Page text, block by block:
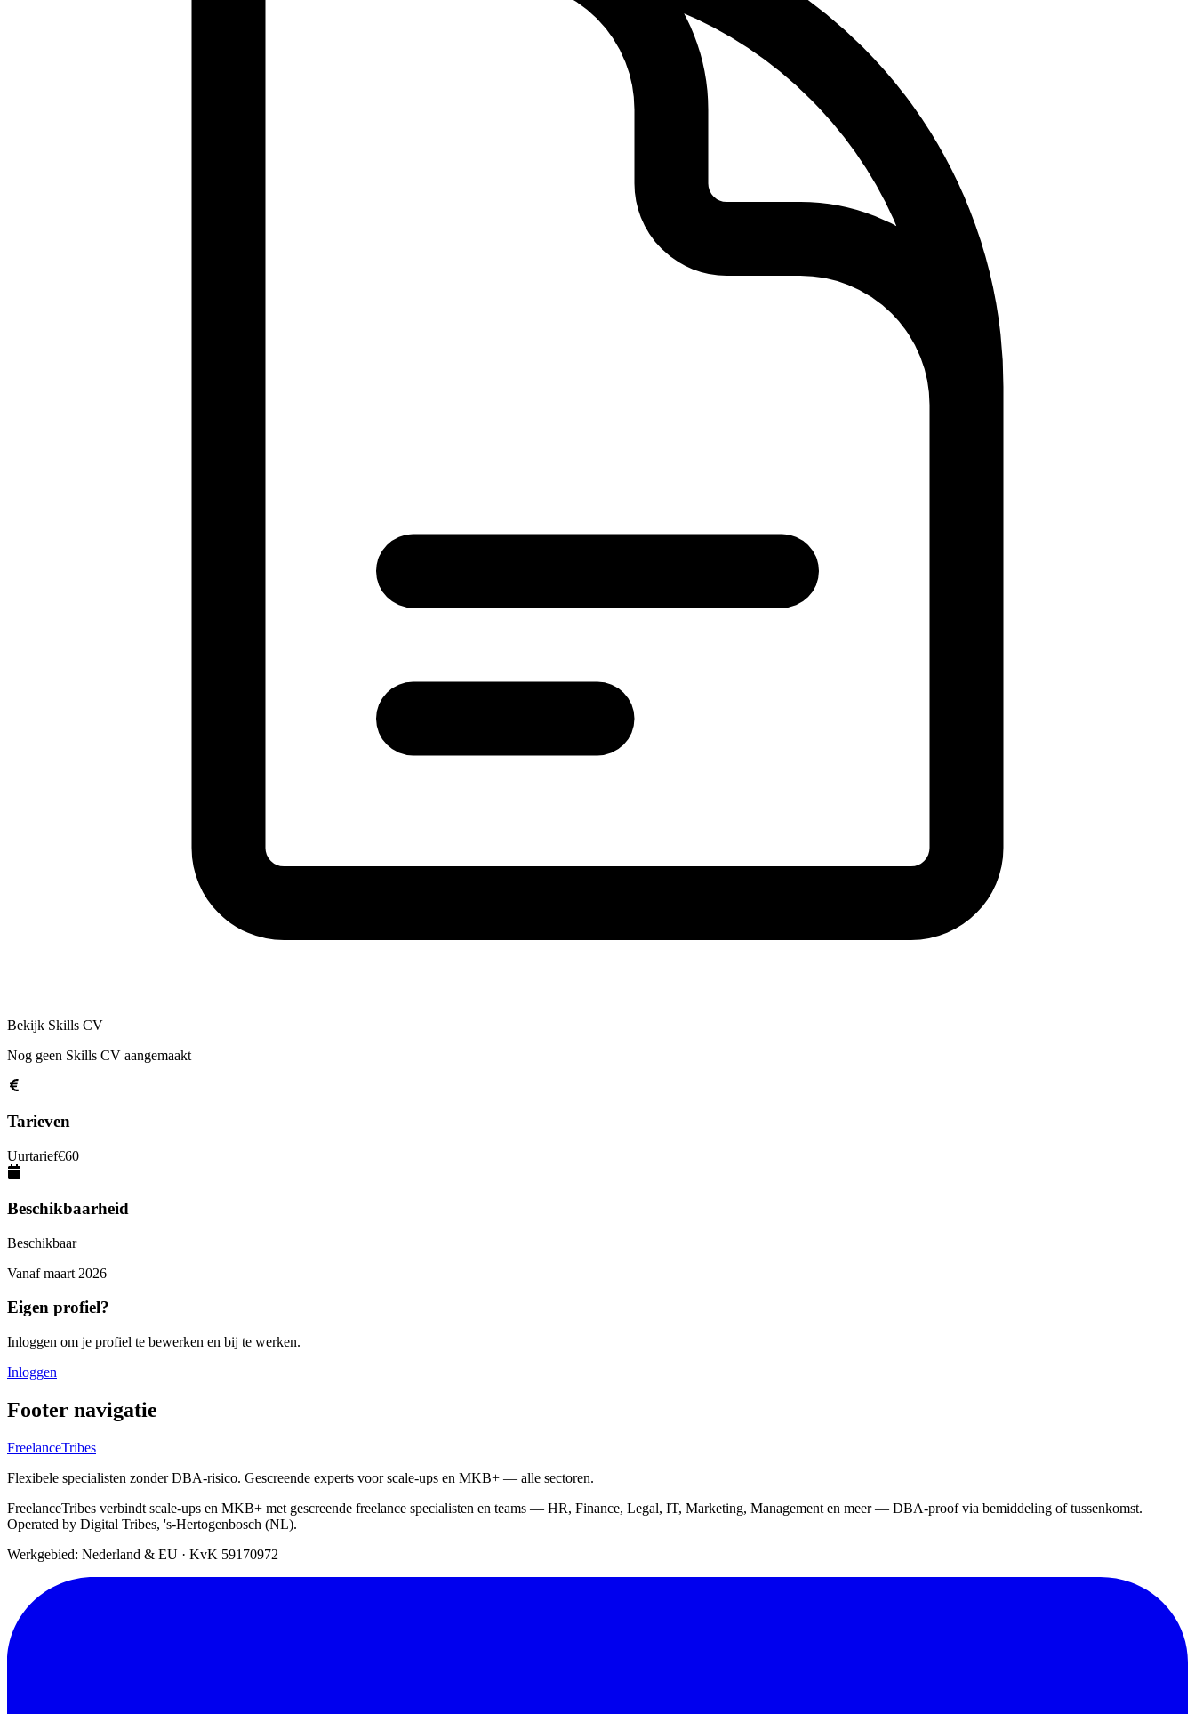
Bekijk Skills CV
Nog geen Skills CV aangemaakt
Tarieven
Uurtarief€60
Beschikbaarheid
Beschikbaar
Vanaf maart 2026
Eigen profiel?
Inloggen om je profiel te bewerken en bij te werken.
Inloggen
Footer navigatie
FreelanceTribes
Flexibele specialisten zonder DBA-risico. Gescreende experts voor scale-ups en MKB+ — alle sectoren.
FreelanceTribes verbindt scale-ups en MKB+ met gescreende freelance specialisten en teams — HR, Finance, Legal, IT, Marketing, Management en meer — DBA-proof via bemiddeling of tussenkomst.
Operated by Digital Tribes, 's-Hertogenbosch (NL).
Werkgebied: Nederland & EU · KvK 59170972